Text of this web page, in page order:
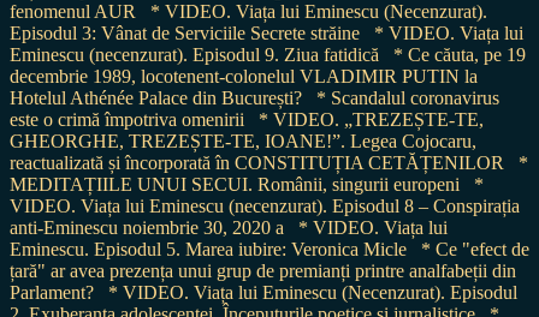
fenomenul AUR
* VIDEO. Viața lui Eminescu (Necenzurat).
Episodul 3: Vânat de Serviciile Secrete străine
* VIDEO. Viața lui
Eminescu (necenzurat). Episodul 9. Ziua fatidică
* Ce căuta, pe 19
decembrie 1989, locotenent-colonelul VLADIMIR PUTIN la
Hotelul Athénée Palace din București?
* Scandalul coronavirus
este o crimă împotriva omenirii
* VIDEO. „TREZEȘTE-TE,
GHEORGHE, TREZEȘTE-TE, IOANE!”. Legea Cojocaru,
reactualizată și încorporată în CONSTITUȚIA CETĂȚENILOR
*
MEDITAȚIILE UNUI SECUI. Românii, singurii europeni
*
VIDEO. Viața lui Eminescu (necenzurat). Episodul 8 – Conspirația
anti-Eminescu noiembrie 30, 2020 a
* VIDEO. Viața lui
Eminescu. Episodul 5. Marea iubire: Veronica Micle
* Ce "efect de
țară" ar avea prezența unui grup de premianți printre analfabeții din
Parlament?
* VIDEO. Viața lui Eminescu (Necenzurat). Episodul